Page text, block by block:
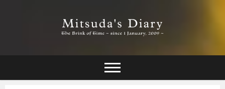
Mitsuda's Diary